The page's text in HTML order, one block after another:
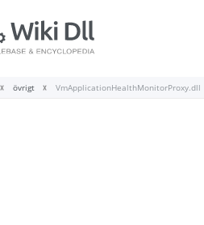
övrigt VmApplicationHealthMonitorProxy.dll